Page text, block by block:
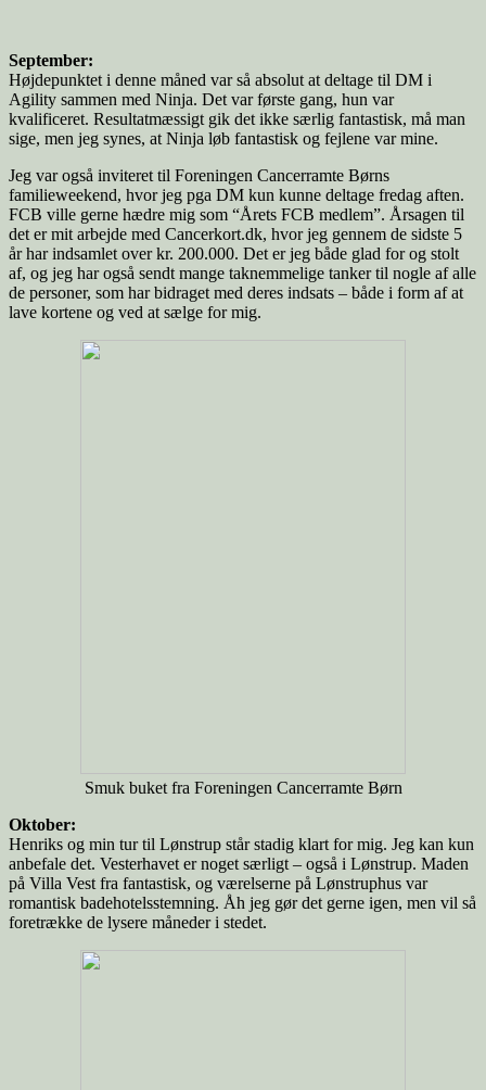
September:
Højdepunktet i denne måned var så absolut at deltage til DM i
Agility sammen med Ninja. Det var første gang, hun var
kvalificeret. Resultatmæssigt gik det ikke særlig fantastisk, må man
sige, men jeg synes, at Ninja løb fantastisk og fejlene var mine.
Jeg var også inviteret til Foreningen Cancerramte Børns
familieweekend, hvor jeg pga DM kun kunne deltage fredag aften.
FCB ville gerne hædre mig som “Årets FCB medlem”. Årsagen til
det er mit arbejde med Cancerkort.dk, hvor jeg gennem de sidste 5
år har indsamlet over kr. 200.000. Det er jeg både glad for og stolt
af, og jeg har også sendt mange taknemmelige tanker til nogle af alle
de personer, som har bidraget med deres indsats – både i form af at
lave kortene og ved at sælge for mig.
Smuk buket fra Foreningen Cancerramte Børn
Oktober:
Henriks og min tur til Lønstrup står stadig klart for mig. Jeg kan kun
anbefale det. Vesterhavet er noget særligt – også i Lønstrup. Maden
på Villa Vest fra fantastisk, og værelserne på Lønstruphus var
romantisk badehotelsstemning. Åh jeg gør det gerne igen, men vil så
foretrække de lysere måneder i stedet.